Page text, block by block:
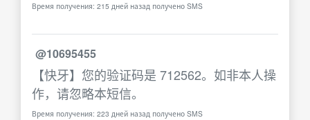
Время получения: 215 дней назад получено SMS
@10695455
【快牙】您的验证码是 712562。如非本人操
作，请忽略本短信。
Время получения: 223 дней назад получено SMS